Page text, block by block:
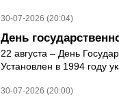
30-07-2026 (20:04)
День
22 августа – День
Установлен в 1994 году
30-07-2026 (20:00)